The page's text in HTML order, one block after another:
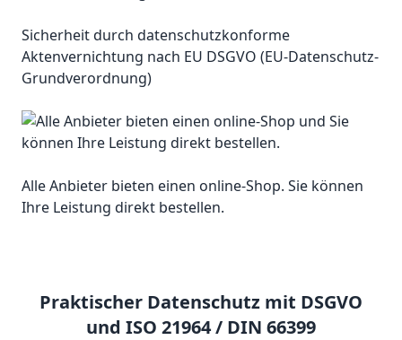
Sicherheit durch datenschutzkonforme
Aktenvernichtung nach EU DSGVO (EU-Datenschutz-
Grundverordnung)
Alle Anbieter bieten einen online-Shop. Sie können
Ihre Leistung direkt bestellen.
Praktischer Datenschutz mit DSGVO
und ISO 21964 / DIN 66399